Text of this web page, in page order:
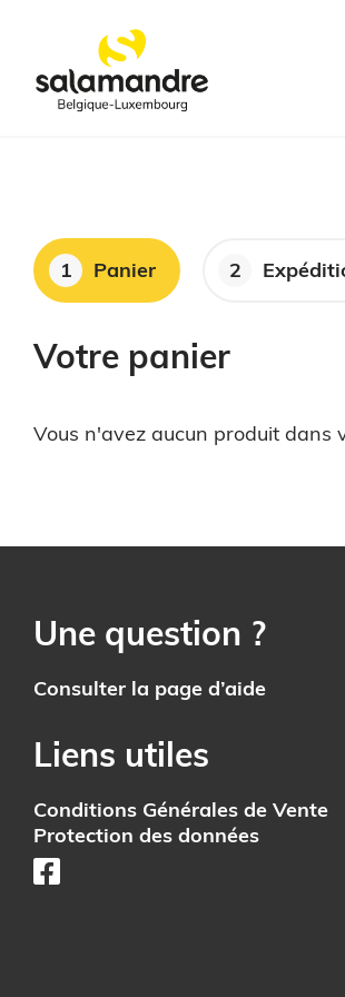
1 Panier 2
Votre panier
Vous n'avez aucun produit dans
Une question ?
Consulter la page d’aide
Liens utiles
Conditions Générales de Vente
Protection des données